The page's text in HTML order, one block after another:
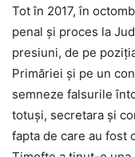
Tot în 2017, în
penal și proces la
presiuni, de pe
Primăriei și pe un
semneze falsurile
totuși, secretara și
fapta de care au fost